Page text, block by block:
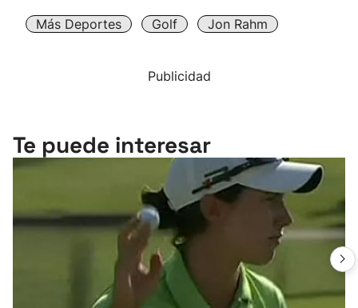
Más Deportes Golf Jon Rahm
Publicidad
Te puede interesar